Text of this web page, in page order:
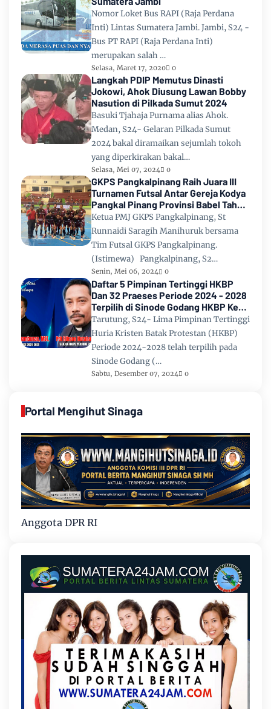
Nomor Loket Bus RAPI (Raja Perdana
Inti) Lintas Sumatera Jambi. Jambi, S24 -
Bus PT RAPI (Raja Perdana Inti)
merupakan salah …
Selasa, Maret 17, 2020 0
Langkah PDIP Memutus Dinasti
Jokowi, Ahok Diusung Lawan Bobby
Nasution di Pilkada Sumut 2024
Basuki Tjahaja Purnama alias Ahok.
Medan, S24- Gelaran Pilkada Sumut
2024 bakal diramaikan sejumlah tokoh
yang diperkirakan bakal…
Selasa, Mei 07, 2024 0
GKPS Pangkalpinang Raih Juara III
Turnamen Futsal Antar Gereja Kodya
Pangkal Pinang Provinsi Babel Tahun
2024
Ketua PMJ GKPS Pangkalpinang, St
Runnaidi Saragih Manihuruk bersama
Tim Futsal GKPS Pangkalpinang.
(Istimewa) Pangkalpinang, S2…
Senin, Mei 06, 2024 0
Daftar 5 Pimpinan Tertinggi HKBP
Dan 32 Praeses Periode 2024 - 2028
Terpilih di Sinode Godang HKBP Ke
67 Tahun 2024
Tarutung, S24- Lima Pimpinan Tertinggi
Huria Kristen Batak Protestan (HKBP)
Periode 2024-2028 telah terpilih pada
Sinode Godang (…
Sabtu, Desember 07, 2024 0
Portal Mengihut Sinaga
Anggota DPR RI